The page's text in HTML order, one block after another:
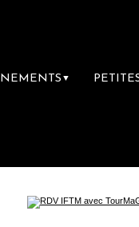
▼
librairie du